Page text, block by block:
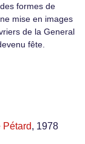
formes de
mise en images
de la General
fête.
Pétard, 1978